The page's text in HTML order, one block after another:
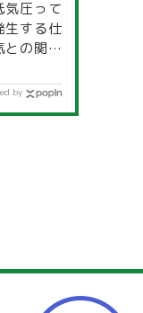
気圧って
する仕
との関係
by